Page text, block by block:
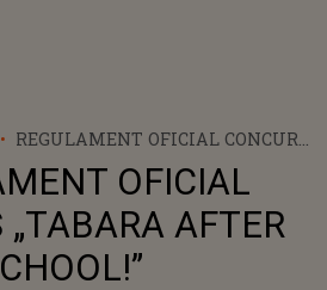
REGULAMENT OFICIAL CONCURS
„TABARA AFTER SCHOOL!”
OFICIAL
„TABARA AFTER